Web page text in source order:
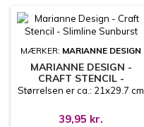
MÆRKER: MARIANNE DESIGN
MARIANNE DESIGN -
CRAFT STENCIL -
SLIMLINE SUNBURST
Størrelsen er ca.: 21x29.7 cm
39,95 kr.